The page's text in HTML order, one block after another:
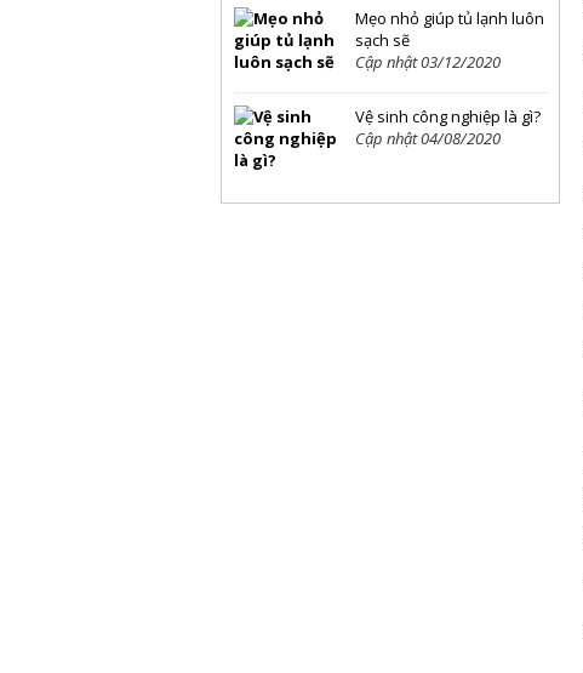
Mẹo nhỏ giúp tủ lạnh luôn
sạch sẽ
Cập nhật 03/12/2020
Vệ sinh công nghiệp là gì?
Cập nhật 04/08/2020